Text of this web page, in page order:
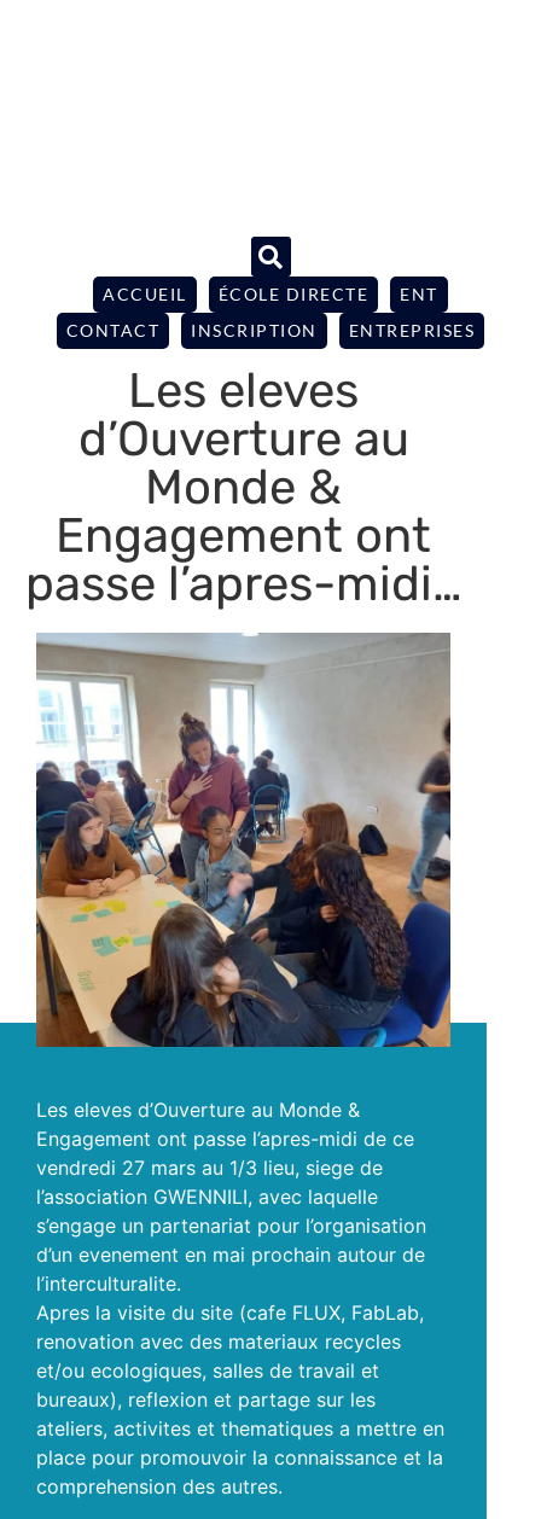
ACCUEIL ÉCOLE DIRECTE
ENT
CONTACT
INSCRIPTION ENTREPRISES
Les eleves
d’Ouverture au
Monde &
Engagement ont
passe l’apres-midi…
Les eleves d’Ouverture au Monde &
Engagement ont passe l’apres-midi de ce
vendredi 27 mars au 1/3 lieu, siege de
l’association GWENNILI, avec laquelle
s’engage un partenariat pour l’organisation
d’un evenement en mai prochain autour de
l’interculturalite.
Apres la visite du site (cafe FLUX, FabLab,
renovation avec des materiaux recycles
et/ou ecologiques, salles de travail et
bureaux), reflexion et partage sur les
ateliers, activites et thematiques a mettre en
place pour promouvoir la connaissance et la
comprehension des autres.